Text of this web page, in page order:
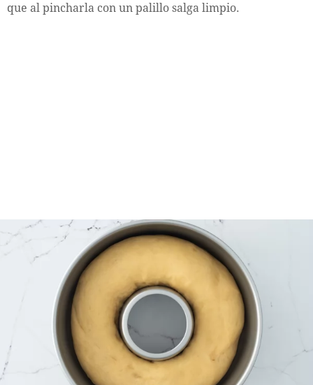
que al pincharla con un palillo salga limpio.